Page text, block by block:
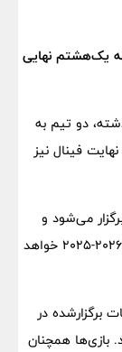
یک‌هشتم نهایی
دو تیم به
فینال نیز
برگزار می‌شود و
ورزشگاه پوشکاش‌آره‌نای بوداپست میزبان فینال ۲۰۲۶-۲۰۲۵ خواهد
برگزارشده در
می‌دهد. بازی‌ها همچنان